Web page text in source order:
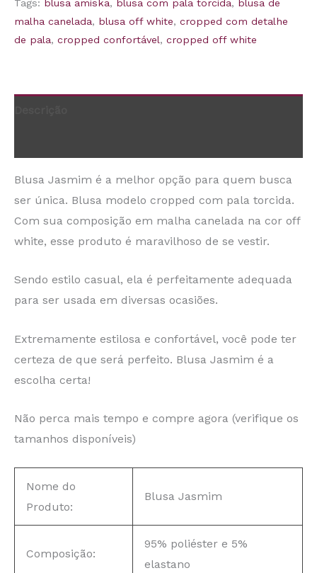
Tags: blusa amiska, blusa com pala torcida, blusa de
malha canelada, blusa off white, cropped com detalhe
de pala, cropped confortável, cropped off white
Blusa Jasmim é a melhor opção para quem busca
ser única. Blusa modelo cropped com pala torcida.
Com sua composição em malha canelada na cor off
white, esse produto é maravilhoso de se vestir.
Sendo estilo casual, ela é perfeitamente adequada
para ser usada em diversas ocasiões.
Extremamente estilosa e confortável, você pode ter
certeza de que será perfeito. Blusa Jasmim é a
escolha certa!
Não perca mais tempo e compre agora (verifique os
tamanhos disponíveis)
Nome do
Produto:
Blusa Jasmim
Composição:
95% poliéster e 5%
elastano